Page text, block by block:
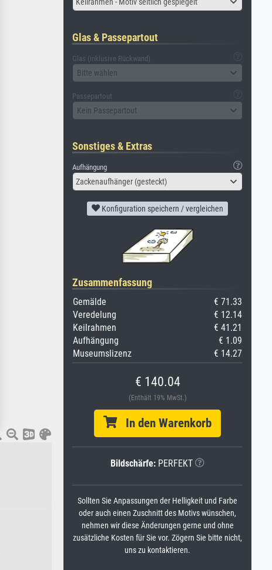
Glas & Passepartout
Glas (inklusive Rückwand)
Bitte wählen
Passepartout
Kein Passepartout
Sonstiges & Extras
Aufhängung
Zackenaufhänger (gesteckt)
Konfiguration speichern / vergleichen
Zusammenfassung
Gemälde
€ 71.33
Veredelung
€ 12.14
Keilrahmen
€ 41.21
Aufhängung
€ 1.09
Museumslizenz
€ 14.27
€ 140.04
(Enthält 19% MwSt.)
In den Warenkorb
Bildschärfe: PERFEKT
Sollten Sie Anpassungen der Helligkeit und Farbe
oder auch einen Zuschnitt des Motivs wünschen,
nehmen wir diese Änderungen gerne und ohne
zusätzliche Kosten für Sie vor. Zögern Sie bitte nicht,
uns zu kontaktieren.